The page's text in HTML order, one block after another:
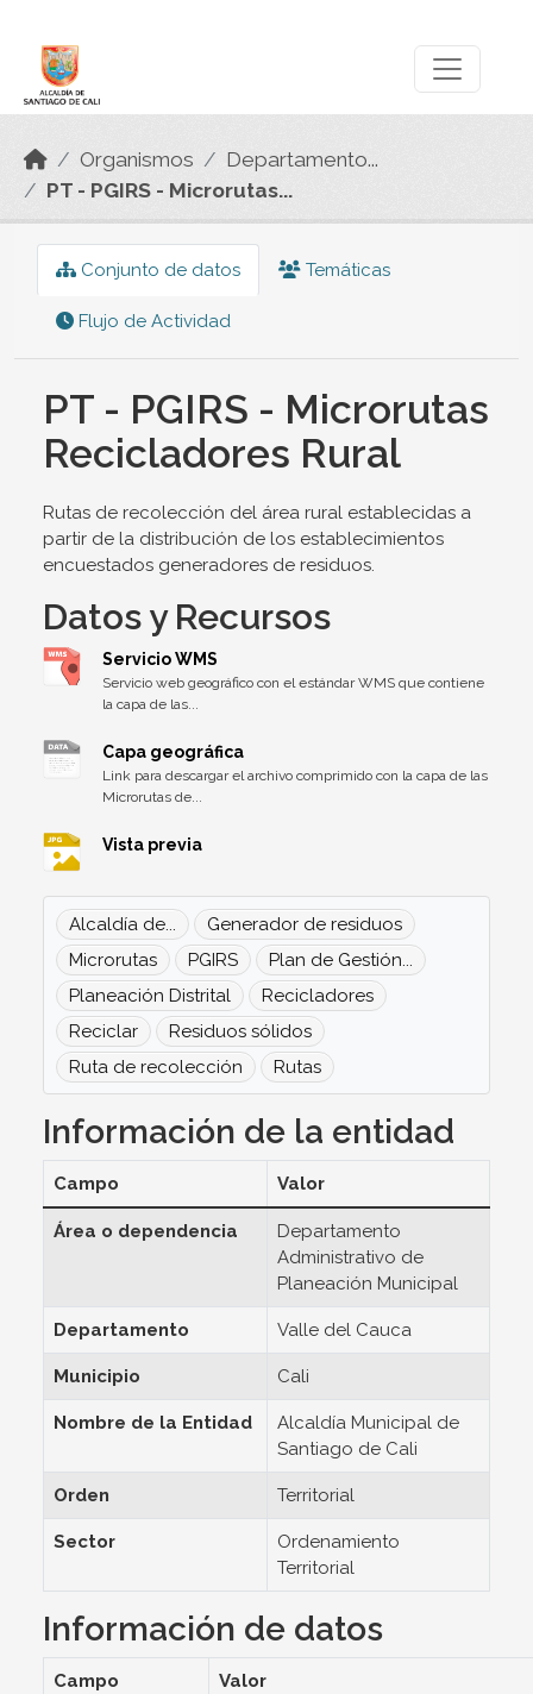
Organismos
Departamento...
PT - PGIRS - Microrutas...
Conjunto de datos Temáticas
Flujo de Actividad
PT - PGIRS - Microrutas
Recicladores Rural
Rutas de recolección del área rural establecidas a
partir de la distribución de los establecimientos
encuestados generadores de residuos.
Datos y Recursos
Servicio WMS
Servicio web geográfico con el estándar WMS que contiene
la capa de las...
Capa geográfica
Link para descargar el archivo comprimido con la capa de las
Microrutas de...
Vista previa
Alcaldía de...
Generador de residuos
Microrutas
PGIRS
Plan de Gestión...
Planeación Distrital
Recicladores
Reciclar
Residuos sólidos
Ruta de recolección
Rutas
Información de la entidad
Campo Valor
Área o dependencia
Departamento
Administrativo de
Planeación Municipal
Departamento Valle del Cauca
Municipio Cali
Nombre de la Entidad
Alcaldía Municipal de
Santiago de Cali
Orden Territorial
Sector
Ordenamiento
Territorial
Información de datos
Campo Valor